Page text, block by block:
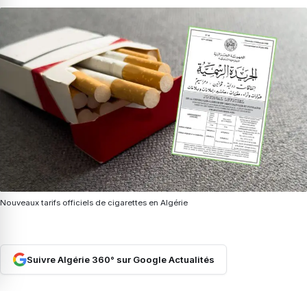
Nouveaux tarifs officiels de cigarettes en Algérie
Suivre Algérie 360° sur Google Actualités